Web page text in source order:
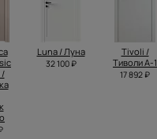
/
Luna / Луна
32 100 ₽
Tivoli /
Тиволи А-1
17 892 ₽